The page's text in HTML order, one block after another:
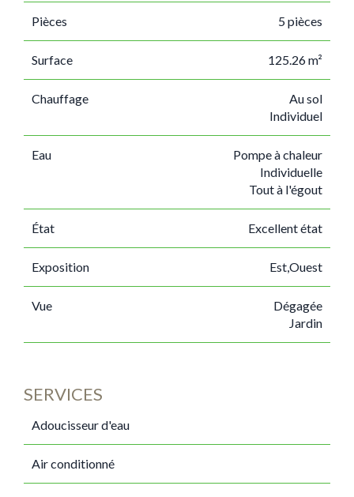
Pièces 5 pièces
Surface 125.26 m²
Chauffage
Au sol
Individuel
Eau
Pompe à chaleur
Individuelle
Tout à l'égout
État Excellent état
Exposition Est,Ouest
Vue
Dégagée
Jardin
SERVICES
Adoucisseur d'eau
Air conditionné